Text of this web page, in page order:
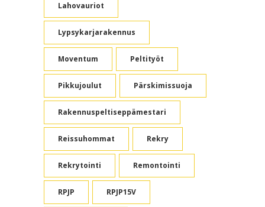
Lahovauriot
Lypsykarjarakennus
Moventum Peltityöt
Pikkujoulut Pärskimissuoja
Rakennuspeltiseppämestari
Reissuhommat Rekry
Rekrytointi Remontointi
RPJP RPJP15V